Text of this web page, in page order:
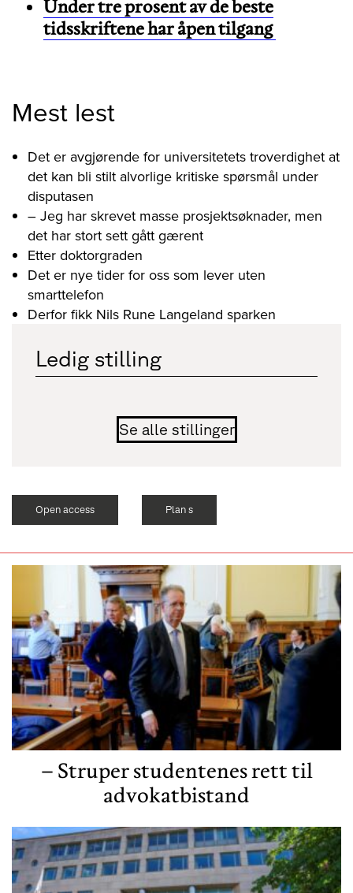
Under tre prosent av de beste
tidsskriftene har åpen tilgang
Ledig stilling
Se alle stillinger
Mest lest
Det er avgjørende for universitetets troverdighet at
det kan bli stilt alvorlige kritiske spørsmål under
disputasen
– Jeg har skrevet masse prosjektsøknader, men
det har stort sett gått gærent
Etter doktorgraden
Det er nye tider for oss som lever uten
smarttelefon
Derfor fikk Nils Rune Langeland sparken
Open access Plan s
– Struper studentenes rett til
advokatbistand